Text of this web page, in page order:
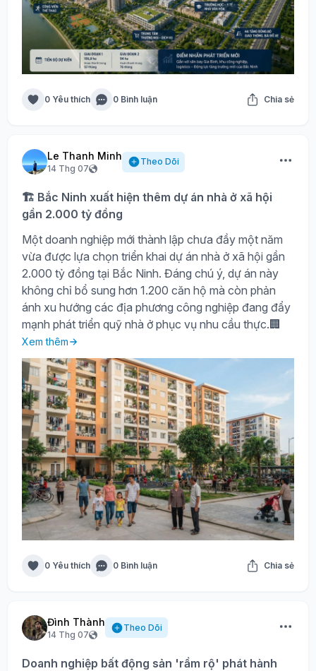
0 Yêu thích 0 Bình luận Chia sẻ
Le Thanh Minh
14 Thg 07
Theo Dõi
🏗️ Bắc Ninh xuất hiện thêm dự án nhà ở xã hội
gần 2.000 tỷ đồng
Một doanh nghiệp mới thành lập chưa đầy một năm
vừa được lựa chọn triển khai dự án nhà ở xã hội gần
2.000 tỷ đồng tại Bắc Ninh. Đáng chú ý, dự án này
không chỉ bổ sung hơn 1.200 căn hộ mà còn phản
ánh xu hướng các địa phương công nghiệp đang đẩy
mạnh phát triển quỹ nhà ở phục vụ nhu cầu thực.🏢
Xem thêm
0 Yêu thích 0 Bình luận Chia sẻ
Đình Thành
14 Thg 07
Theo Dõi
Doanh nghiệp bất động sản 'rầm rộ' phát hành